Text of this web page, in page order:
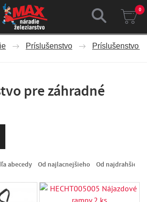
0
Príslušenstvo Príslušenstvo
pre záhradné
abecedy Od najlacnejšieho Od najdrahšieho